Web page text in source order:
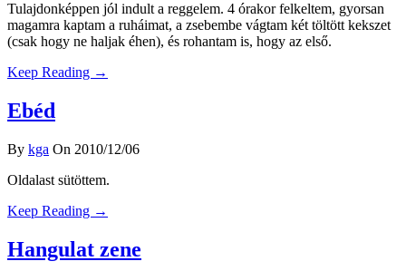
Tulajdonképpen jól indult a reggelem. 4 órakor felkeltem, gyorsan
magamra kaptam a ruháimat, a zsebembe vágtam két töltött kekszet
(csak hogy ne haljak éhen), és rohantam is, hogy az első.
Keep Reading →
Ebéd
By kga On 2010/12/06
Oldalast sütöttem.
Keep Reading →
Hangulat zene